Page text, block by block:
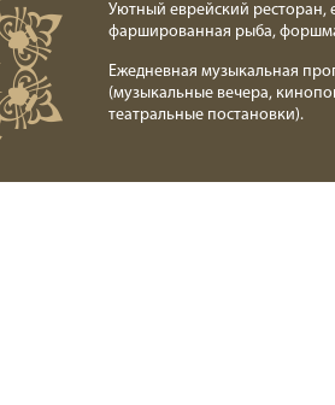
Уютный еврейский ресторан,
фаршированная рыба,
Ежедневная музыкальная
(музыкальные вечера,
театральные постановки).